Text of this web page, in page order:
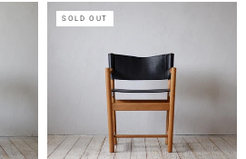
SOLD OUT